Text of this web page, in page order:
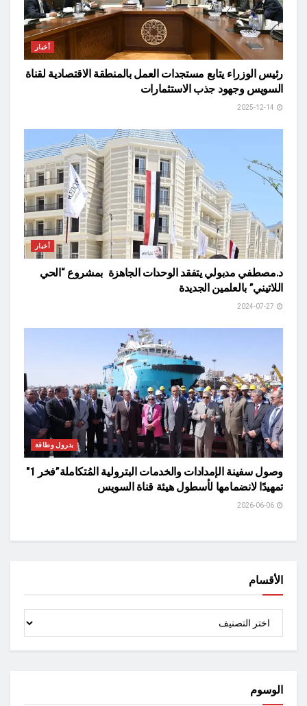
أخبار
رئيس الوزراء يتابع مستجدات العمل بالمنطقة الاقتصادية لقناة
السويس وجهود جذب الاستثمارات
أخبار
د.مصطفي مدبولي يتفقد الوحدات الجاهزة بمشروع “الحي
اللاتيني” بالعلمين الجديدة
بترول وطاقة
وصول سفينة الإمدادات والخدمات البترولية المُتكاملة”فخر 1″
تمهيدًا لانضمامها لأسطول هيئة قناة السويس
الأقسام
الوسوم